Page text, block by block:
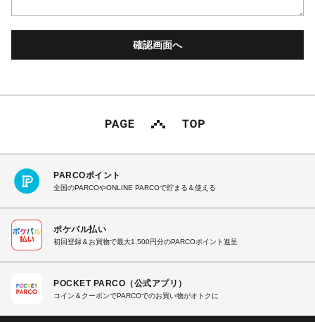
PARCOポイント
全国のPARCOやONLINE PARCOで貯まる＆使える
ポケパル払い
初回登録＆お買物で最大1,500円分のPARCOポイント進呈
POCKET PARCO（公式アプリ）
コイン＆クーポンでPARCOでのお買い物がオトクに